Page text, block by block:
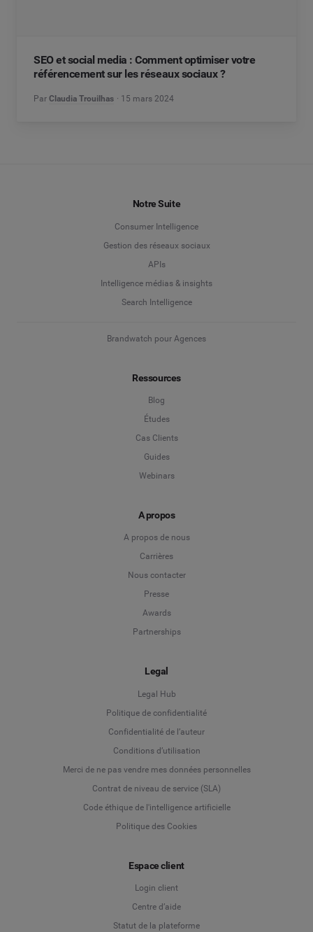
SEO et social media : Comment optimiser votre
référencement sur les réseaux sociaux ?
Par Claudia Trouilhas 15 mars 2024
Notre Suite
Consumer Intelligence
Gestion des réseaux sociaux
APIs
Intelligence médias & insights
Search Intelligence
Brandwatch pour Agences
Ressources
Blog
Études
Cas Clients
Guides
Webinars
A propos
A propos de nous
Carrières
Nous contacter
Presse
Awards
Partnerships
Legal
Legal Hub
Politique de confidentialité
Confidentialité de l’auteur
Conditions d’utilisation
Merci de ne pas vendre mes données personnelles
Contrat de niveau de service (SLA)
Code éthique de l'intelligence artificielle
Politique des Cookies
Espace client
Login client
Centre d’aide
Statut de la plateforme
English
Español